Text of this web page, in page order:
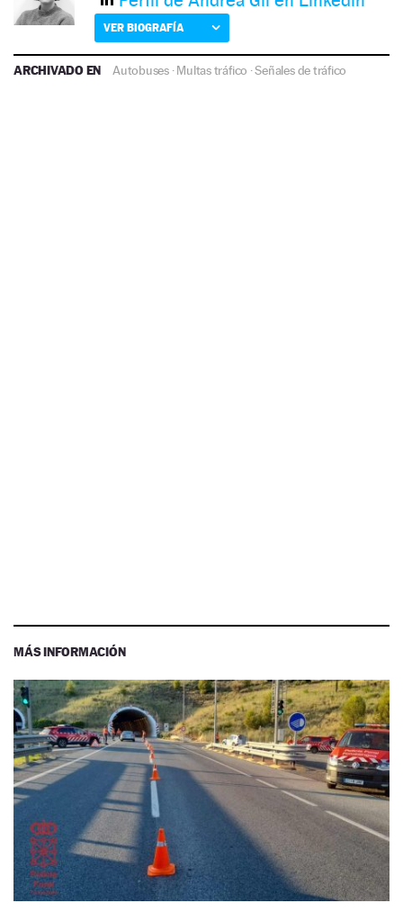
VER BIOGRAFÍA
ARCHIVADO EN Autobuses·Multas tráfico ·Señales de tráfico
MÁS INFORMACIÓN